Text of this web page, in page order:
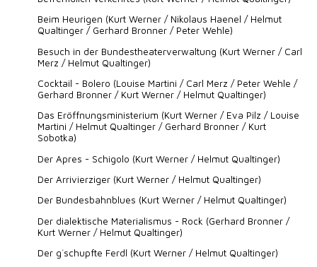
Beim Heurigen (Kurt Werner / Nikolaus Haenel / Helmut
Qualtinger / Gerhard Bronner / Peter Wehle)
Besuch in der Bundestheaterverwaltung (Kurt Werner / Carl
Merz / Helmut Qualtinger)
Cocktail - Bolero (Louise Martini / Carl Merz / Peter Wehle /
Gerhard Bronner / Kurt Werner / Helmut Qualtinger)
Das Eröffnungsministerium (Kurt Werner / Eva Pilz / Louise
Martini / Helmut Qualtinger / Gerhard Bronner / Kurt
Sobotka)
Der Apres - Schigolo (Kurt Werner / Helmut Qualtinger)
Der Arrivierziger (Kurt Werner / Helmut Qualtinger)
Der Bundesbahnblues (Kurt Werner / Helmut Qualtinger)
Der dialektische Materialismus - Rock (Gerhard Bronner /
Kurt Werner / Helmut Qualtinger)
Der g´schupfte Ferdl (Kurt Werner / Helmut Qualtinger)